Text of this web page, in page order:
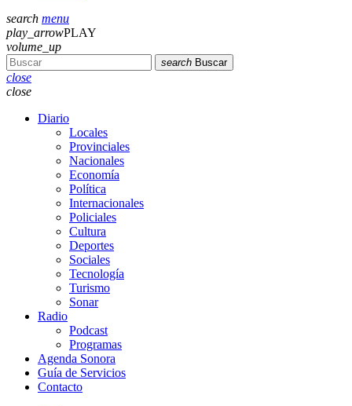
search menu
play_arrowPLAY
volume_up
search Buscar
close
close
Diario
Locales
Provinciales
Nacionales
Economía
Política
Internacionales
Policiales
Cultura
Deportes
Sociales
Tecnología
Turismo
Sonar
Radio
Podcast
Programas
Agenda Sonora
Guía de Servicios
Contacto